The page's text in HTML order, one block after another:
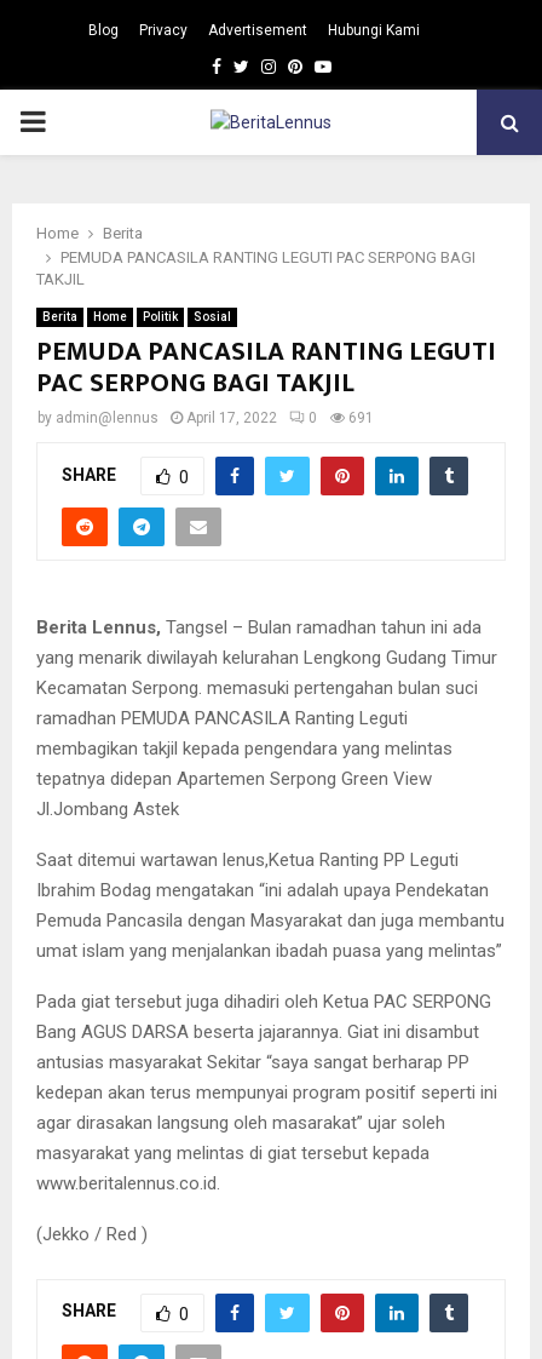
Blog Privacy Advertisement Hubungi Kami
Facebook
TwitterInstagram
Pinterest
Youtube
PRIMARY
Home
Berita
PEMUDA PANCASILA RANTING LEGUTI PAC SERPONG BAGI
TAKJIL
Berita Home Politik Sosial
PEMUDA PANCASILA RANTING LEGUTI
PAC SERPONG BAGI TAKJIL
by admin@lennus April 17, 2022 0 691
SHARE 0
Berita Lennus, Tangsel – Bulan ramadhan tahun ini ada
yang menarik diwilayah kelurahan Lengkong Gudang Timur
Kecamatan Serpong. memasuki pertengahan bulan suci
ramadhan PEMUDA PANCASILA Ranting Leguti
membagikan takjil kepada pengendara yang melintas
tepatnya didepan Apartemen Serpong Green View
Jl.Jombang Astek
Saat ditemui wartawan lenus,Ketua Ranting PP Leguti
Ibrahim Bodag mengatakan “ini adalah upaya Pendekatan
Pemuda Pancasila dengan Masyarakat dan juga membantu
umat islam yang menjalankan ibadah puasa yang melintas”
Pada giat tersebut juga dihadiri oleh Ketua PAC SERPONG
Bang AGUS DARSA beserta jajarannya. Giat ini disambut
antusias masyarakat Sekitar “saya sangat berharap PP
kedepan akan terus mempunyai program positif seperti ini
agar dirasakan langsung oleh masarakat” ujar soleh
masyarakat yang melintas di giat tersebut kepada
www.beritalennus.co.id.
(Jekko / Red )
SHARE 0